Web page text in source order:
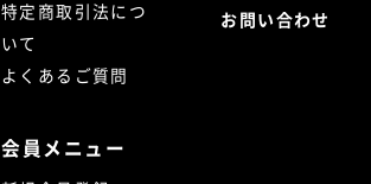
特定商取引法につ
いて
よくあるご質問
会員メニュー
お問い合わせ